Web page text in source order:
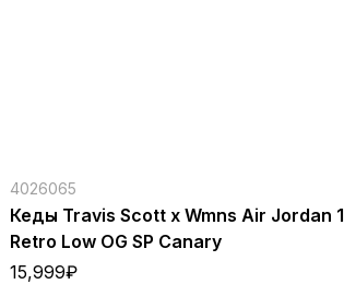
4026065
Кеды Travis Scott x Wmns Air Jordan 1
Retro Low OG SP Canary
15,999₽